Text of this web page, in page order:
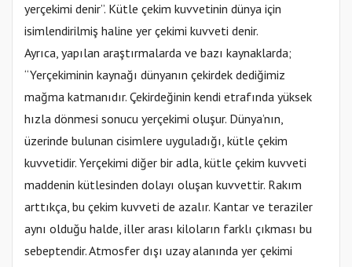
yerçekimi denir”. Kütle çekim kuvvetinin dünya için
isimlendirilmiş haline yer çekimi kuvveti denir.
Ayrıca, yapılan araştırmalarda ve bazı kaynaklarda;
“Yerçekiminin kaynağı dünyanın çekirdek dediğimiz
mağma katmanıdır. Çekirdeğinin kendi etrafında yüksek
hızla dönmesi sonucu yerçekimi oluşur. Dünya’nın,
üzerinde bulunan cisimlere uyguladığı, kütle çekim
kuvvetidir. Yerçekimi diğer bir adla, kütle çekim kuvveti
maddenin kütlesinden dolayı oluşan kuvvettir. Rakım
arttıkça, bu çekim kuvveti de azalır. Kantar ve teraziler
aynı olduğu halde, iller arası kiloların farklı çıkması bu
sebeptendir. Atmosfer dışı uzay alanında yer çekimi